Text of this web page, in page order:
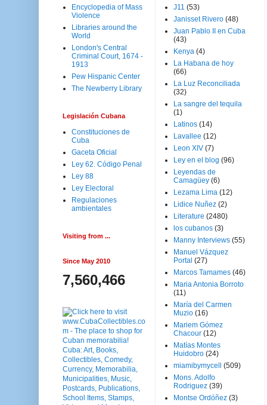
Encyclopedia of Mass
Violence
Libraries around the
World
London's Central
Criminal Court, 1674 -
1913
Pew Hispanic Center
The Newberry Library
Legislación Cubana
Constituciones de
Cuba
Gaceta Oficial
Ley 62. Código Penal
Ley 88
Ley Electoral
Regulaciones
ambientales
Visiting from ...
Since May 2010
7,560,466
J11 (53)
Janisset Rivero (48)
Juan Pablo II en Cuba
(43)
Kenya (4)
La Habana de hoy
(66)
La Luz Reconciliada
(32)
La sangre del tequila
(1)
Latinos (14)
Lavallee (12)
Leon XIV (7)
Ley en el blog (96)
Leyendas de
Camagüey (6)
Lezama Lima (12)
Lidice Nuñez (2)
Literature (2480)
los cubanos (3)
Manny Interviews (55)
Manuel Vázquez
Portal (27)
Marcos Tamames (46)
Maria Antonia Borroto
(11)
María del Carmen
Muzio (16)
Mariem Gómez
Chacour (12)
Matías Montes
Huidobro (24)
miamibymycell
(509)
Mons. Adolfo
Rodriguez (39)
Montse Ordóñez (3)